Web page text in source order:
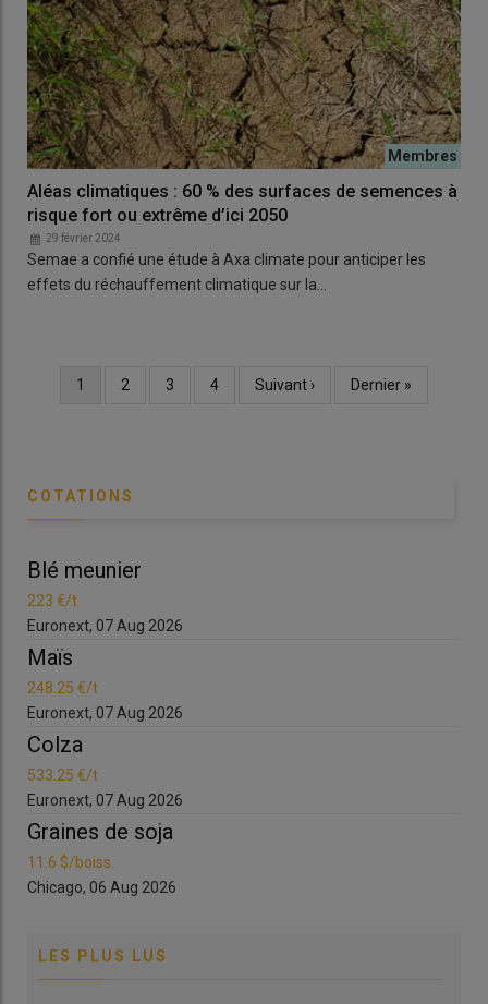
Aléas climatiques : 60 % des surfaces de semences à
risque fort ou extrême d’ici 2050
29 février 2024
Semae a confié une étude à Axa climate pour anticiper les
effets du réchauffement climatique sur la…
Page
1 Page
2 Page
3 Page
4
Page
Suivant ›
Dernière
Dernier »
COTATIONS
Blé meunier
223 €/t
Euronext, 07 Aug 2026
Maïs
248.25 €/t
Euronext, 07 Aug 2026
Colza
533.25 €/t
Euronext, 07 Aug 2026
Graines de soja
11.6 $/boiss.
Chicago, 06 Aug 2026
LES PLUS LUS